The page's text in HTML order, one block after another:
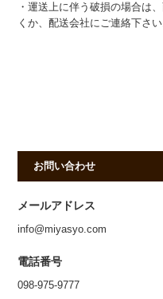
・運送上に伴う破損の場合は
くか、配送会社にご連絡下さ
お問い合わせ
メールアドレス
info@miyasyo.com
電話番号
098-975-9777